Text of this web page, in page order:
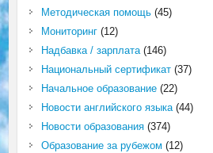
Методическая помощь(45)
Мониторинг(12)
Надбавка / зарплата(146)
Национальный сертификат(37)
Начальное образование(22)
Новости английского языка(44)
Новости образования(374)
Образование за рубежом (12)